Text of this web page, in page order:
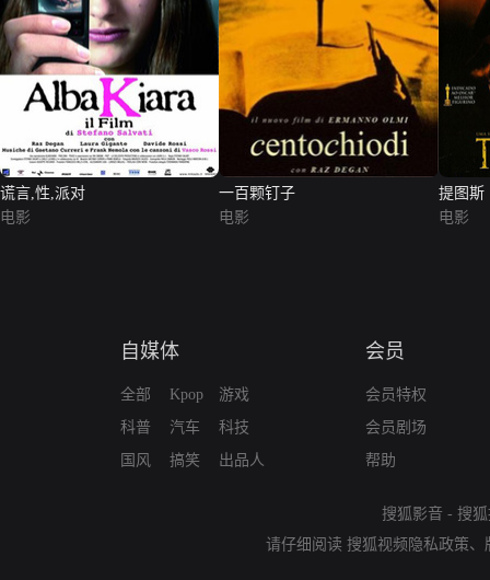
谎言,性,派对
电影
一百颗钉子
电影
提图斯
电影
自媒体
全部
科普
国风
Kpop
汽车
搞笑
游戏
科技
出品人
会员
会员特权
会员剧场
帮助
搜狐影音 - 搜
请仔细阅读 搜狐视频隐私政策、